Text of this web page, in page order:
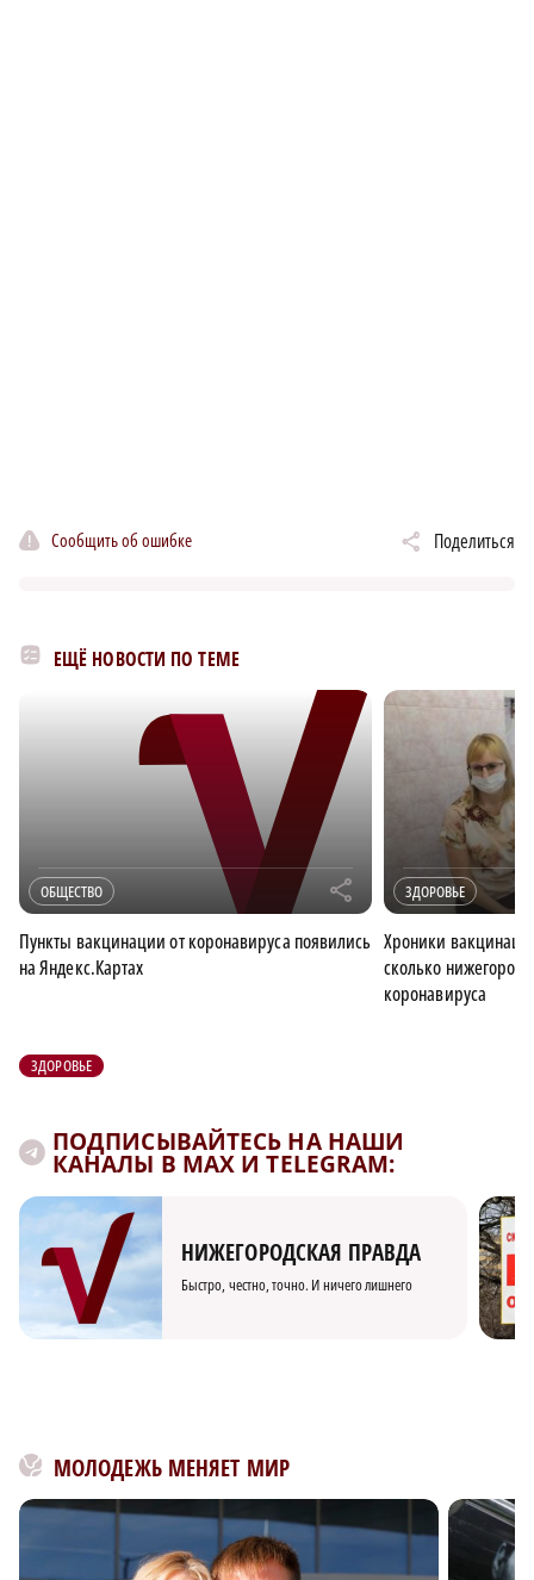
Сообщить об ошибке Поделиться
ЕЩЁ НОВОСТИ ПО ТЕМЕ
ОБЩЕСТВО r
Пункты вакцинации от коронавируса появились
на Яндекс.Картах
ЗДОРОВЬЕ
Хроники
сколько
коронавируса
ЗДОРОВЬЕ
ПОДПИСЫВАЙТЕСЬ НА НАШИ
КАНАЛЫ В MAX И TELEGRAM:
НИЖЕГОРОДСКАЯ ПРАВДА
Быстро, честно, точно. И ничего лишнего
МОЛОДЕЖЬ МЕНЯЕТ МИР